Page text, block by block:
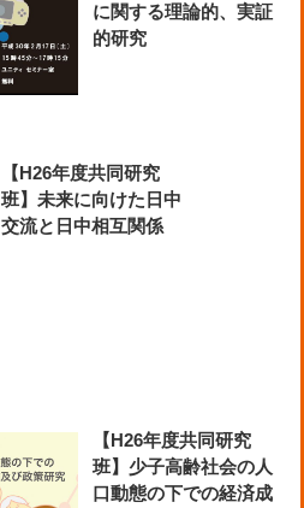
に関する理論的、実証
的研究
【H26年度共同研究
班】未来に向けた日中
交流と日中相互関係
【H26年度共同研究
班】少子高齢社会の人
口動態の下での経済成